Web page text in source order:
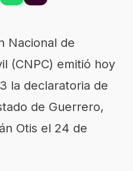
Nacional de
(CNPC) emitió hoy
la declaratoria de
de Guerrero,
Otis el 24 de